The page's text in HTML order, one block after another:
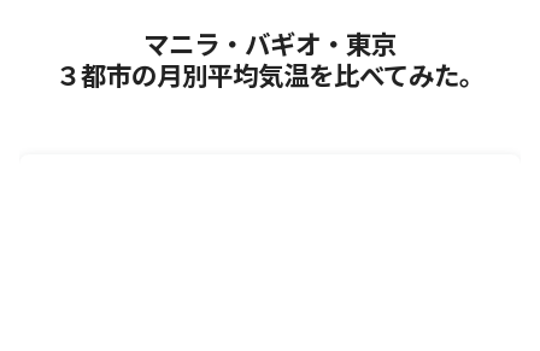
マニラ・バギオ・東京
３都市の月別平均気温を比べてみた。